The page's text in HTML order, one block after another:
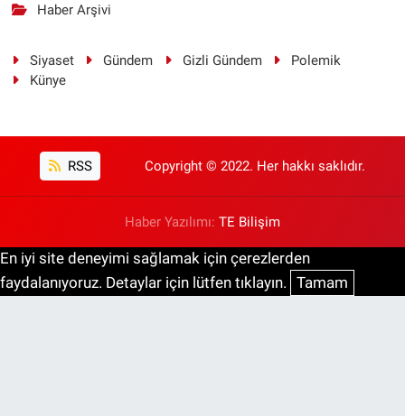
Haber Arşivi
Siyaset Gündem Gizli Gündem
Polemik
Künye
RSS Copyright © 2022. Her hakkı saklıdır.
Haber Yazılımı: TE Bilişim
En iyi site deneyimi sağlamak için çerezlerden
faydalanıyoruz. Detaylar için lütfen tıklayın. Tamam